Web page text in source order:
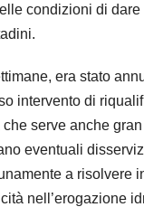
condizioni di dare
era stato
intervento di
serve anche
eventuali
a risolvere
nell’erogazione